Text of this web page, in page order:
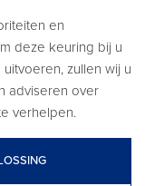
en
deze keuring bij u
zullen wij u
adviseren over
verhelpen.